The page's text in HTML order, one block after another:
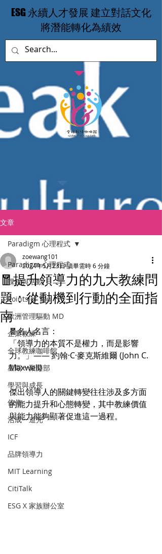
​ESG 永續人才發展 建立對話文化
​將潛能轉化為績效
文章
Paradigm 心理程式
課程與活動
Points of You
歐洲管理驅動 MD
企業教練
全球教練咖啡館
星期一聚樂部
學習與成長
信仰
活成一道光
ICF
品牌領導力
MIT Learning
CitiTalk
ESG X 家族辦公室
Paradigm 心理程式
🧧提升領導力的九大教練問
題：從動機到行動的全面指
南
zoewang101
2024年5月23日讀畢需時 6 分鐘
🧧名人名言：
「領導力的本質不是權力，而是影響
力。」—— 約翰·C·麥克斯維爾 (John C.
Maxwell)
傑出領導人的關鍵轉變往往涉及多方面
的能力提升和心態轉變，其中教練價值
與能力能夠顯著促進這一過程。